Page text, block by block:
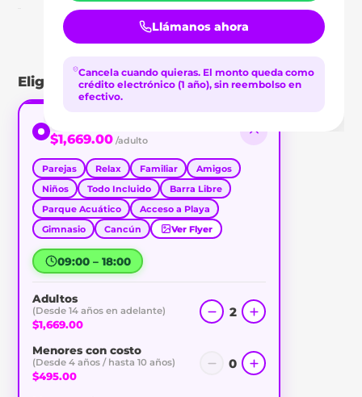
Day Pass Descripción Ubicación
Elige tu tipo de pase
$1,669.00 /adulto
Parejas Relax Familiar
Amigos
Niños
Todo Incluido
Barra Libre
Parque Acuático
Acceso a Playa
Gimnasio
Cancún Ver Flyer
09:00 – 18:00
Adultos
(Desde 14 años en adelante)
$1,669.00
2
Menores con costo
(Desde 4 años / hasta 10 años)
$495.00
0
Llámanos ahora
Cancela cuando quieras. El monto queda como
crédito electrónico (1 año), sin reembolso en
efectivo.